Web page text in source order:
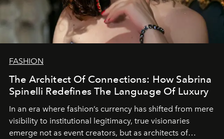
FASHION
The Architect Of Connections: How Sabrina
Spinelli Redefines The Language Of Luxury
In an era where fashion’s currency has shifted from mere
visibility to institutional legitimacy, true visionaries
emerge not as event creators, but as architects of